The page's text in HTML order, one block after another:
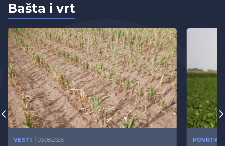
Bašta i vrt
VESTI 03.08.2026